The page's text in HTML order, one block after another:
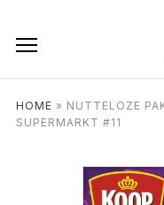
HOME » NUTTELOZE
SUPERMARKT #11